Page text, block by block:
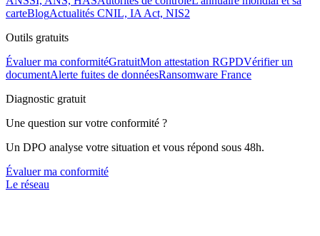
carteBlogActualités CNIL, IA Act, NIS2
Outils gratuits
Évaluer ma conformitéGratuitMon attestation RGPDVérifier un
documentAlerte fuites de donnéesRansomware France
Diagnostic gratuit
Une question sur votre conformité ?
Un DPO analyse votre situation et vous répond sous 48h.
Évaluer ma conformité
Le réseau